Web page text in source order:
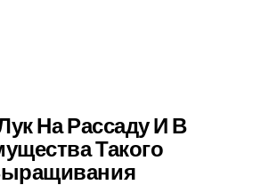
На Рассаду И В
Такого